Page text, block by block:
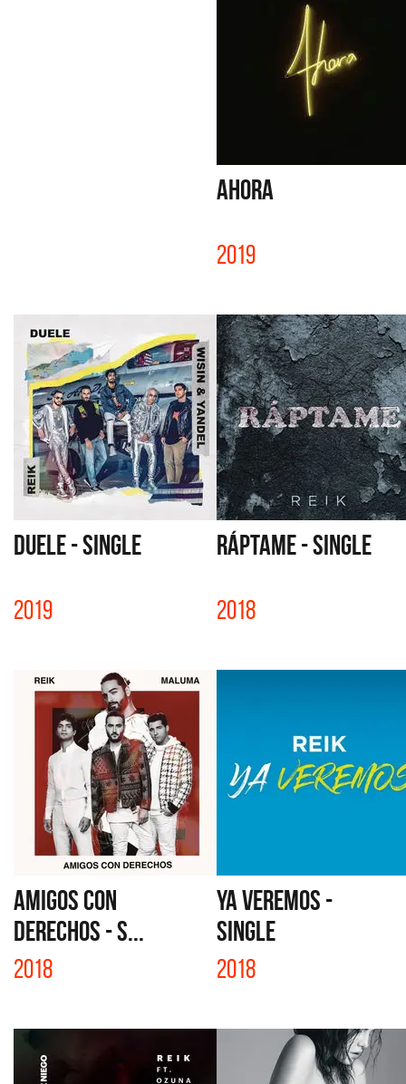
AHORA
2019
DUELE - SINGLE
2019
RÁPTAME - SINGLE
2018
AMIGOS CON
DERECHOS - S...
2018
YA VEREMOS -
SINGLE
2018